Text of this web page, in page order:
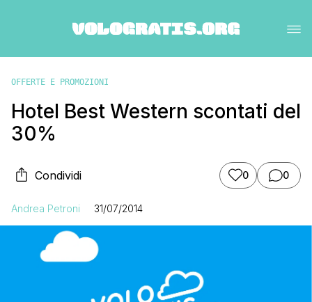
OFFERTE E PROMOZIONI
Hotel Best Western scontati del
30%
Condividi 0 0
Andrea Petroni 31/07/2014